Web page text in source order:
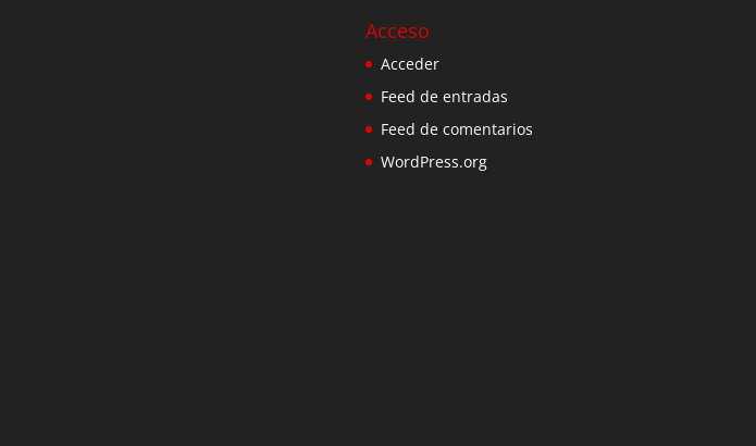
Acceso
Acceder
Feed de entradas
Feed de comentarios
WordPress.org